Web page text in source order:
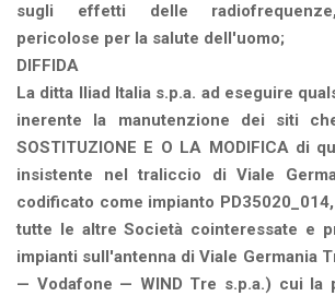
sugli effetti delle
pericolose per la salute dell'uomo;
DIFFIDA
La ditta Iliad Italia s.p.a. ad eseguire
inerente la manutenzione dei siti
SOSTITUZIONE E O LA MODIFICA di
insistente nel traliccio di Viale
codificato come impianto
tutte le altre Società cointeressate e
impianti sull'antenna di Viale Germania
— Vodafone — WIND Tre s.p.a.) cui la